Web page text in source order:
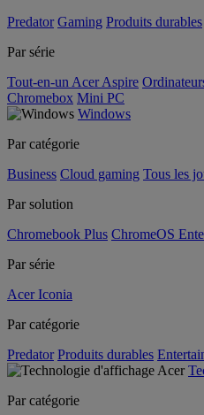
Predator Gaming Produits durables
Par série
Tout-en-un Acer Aspire
Chromebox Mini PC
Windows
Par catégorie
Business Cloud gaming Tous les
Par solution
Chromebook Plus ChromeOS
Par série
Acer Iconia
Par catégorie
Predator Produits durables
Par catégorie